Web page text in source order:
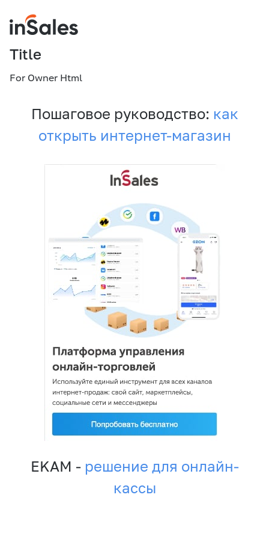
Title
For Owner Html
Пошаговое руководство: как
открыть интернет-магазин
EKAM - решение для онлайн-
кассы